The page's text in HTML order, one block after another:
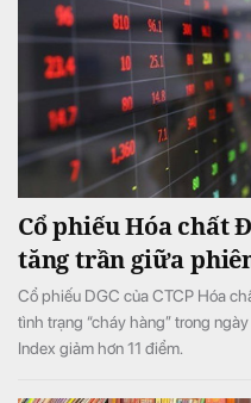
Cổ phiếu Hóa chất
tăng trần giữa
Cổ phiếu DGC của CTCP Hóa
tình trạng “cháy hàng” trong
Index giảm hơn 11 điểm.